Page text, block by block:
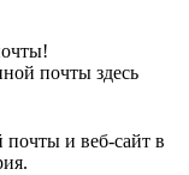
почты здесь
почты и веб-сайт в